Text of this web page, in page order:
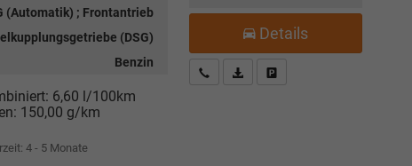
(Automatik) ; Frontantrieb
(DSG)
Benzin
6,60 l/100km
150,00 g/km
4 - 5 Monate
Details
Kostenloser Rückruf-Service
PDF-Datei, Fahrzeugexposé